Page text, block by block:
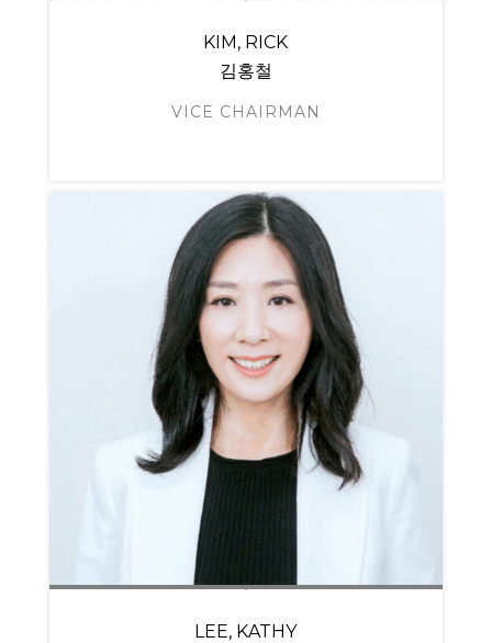
KIM, RICK
김홍철
VICE CHAIRMAN
LEE, KATHY